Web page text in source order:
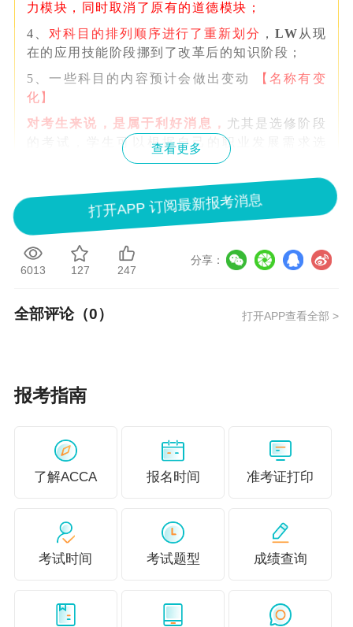
力模块，同时取消了原有的道德模块；
4、 对科目的排列顺序进行了重新划分 ，LW 从现
在的应用技能阶段挪到了改革后的知识阶段；
5、一些科目的内容预计会做出变动
【名称有变
化】
对考生来说，是属于利好消息， 尤其是选修阶段
的考试，学生可以根据自己的职业发展需求选
择，或者根据自己的偏好选择，比如AFM（改革
后的Corporate Finance Professional）。
变革前后考试科目变化对比
再来认真分析
变革前后考试科目变化对比：
查看更多
打开APP 订阅最新报考消息
6013 127 247
分享：
全部评论（0） 打开APP查看全部 >
报考指南
了解ACCA 报名时间 准考证打印
考试时间 考试题型 成绩查询